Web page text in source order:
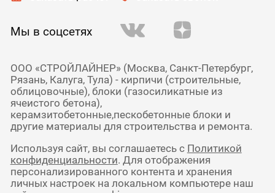
Мы в соцсетях
ООО «СТРОЙЛАЙНЕР» (Москва, Санкт-Петербург,
Рязань, Калуга, Тула) - кирпичи (строительные,
облицовочные), блоки (газосиликатные из
ячеистого бетона),
керамзитобетонные,пескобетонные блоки и
другие материалы для строительства и ремонта.
Используя сайт, вы соглашаетесь с Политикой
конфиденциальности. Для отображения
персонализированного контента и хранения
личных настроек на локальном компьютере наш